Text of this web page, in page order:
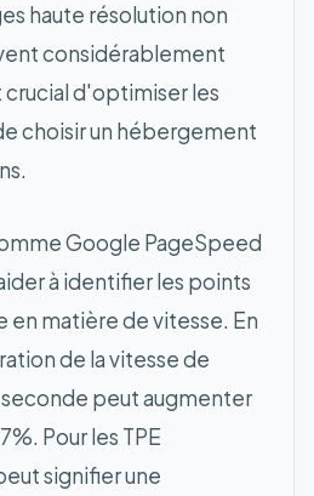
haute résolution non
considérablement
crucial d'optimiser les
choisir un hébergement
Google PageSpeed
à identifier les points
en matière de vitesse. En
de la vitesse de
peut augmenter
Pour les TPE
signifier une